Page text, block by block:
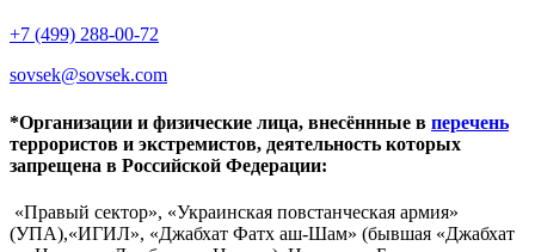
+7 (499) 288-00-72
sovsek@sovsek.com
*Организации и физические лица, внесённные в перечень
террористов и экстремистов, деятельность которых
запрещена в Российской Федерации:
«Правый сектор», «Украинская повстанческая армия»
(УПА),«ИГИЛ», «Джабхат Фатх аш-Шам» (бывшая «Джабхат